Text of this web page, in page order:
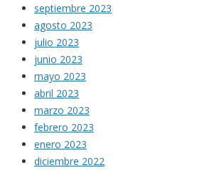
septiembre 2023
agosto 2023
julio 2023
junio 2023
mayo 2023
abril 2023
marzo 2023
febrero 2023
enero 2023
diciembre 2022